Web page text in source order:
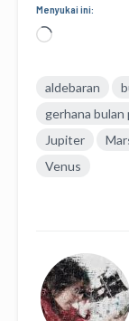
Menyukai ini:
Memuat...
aldebaran
gerhana bulan
Jupiter
Venus